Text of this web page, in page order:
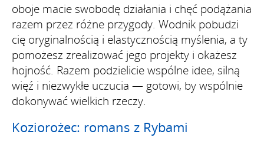
oboje macie swobodę działania i chęć podążania
razem przez różne przygody. Wodnik pobudzi
cię oryginalnością i elastycznością myślenia, a ty
pomożesz zrealizować jego projekty i okażesz
hojność. Razem podzielicie wspólne idee, silną
więź i niezwykłe uczucia — gotowi, by wspólnie
dokonywać wielkich rzeczy.
Koziorożec: romans z Rybami